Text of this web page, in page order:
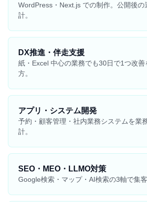
WordPress・Next.js での制作。公開後の
計。
DX推進・伴走支援
紙・Excel 中心の業務でも30日で1つ改善
方。
アプリ・システム開発
予約・顧客管理・社内業務システムを業
計。
SEO・MEO・LLMO対策
Google検索・マップ・AI検索の3軸で集客